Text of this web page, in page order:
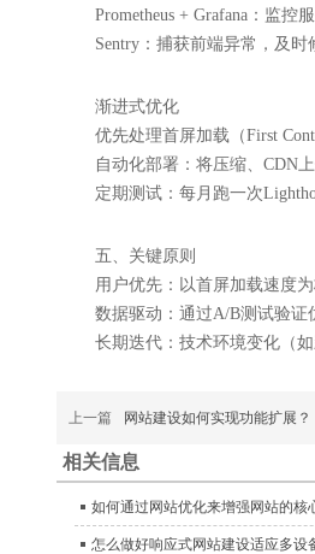
Prometheus + Grafana：监控
Sentry：捕获前端异常，及时
渐进式优化
优先处理首屏加载（First
自动化部署：将压缩、CDN
定期测试：每月跑一次
五、关键原则
用户优先：以首屏加载速度
数据驱动：通过A/B测试验证
长期迭代：技术环境变化（
上一篇 网站建设如何实现功能扩展？
相关信息
如何通过网站优化来增强网站的核
怎么做好响应式网站建设适应多设